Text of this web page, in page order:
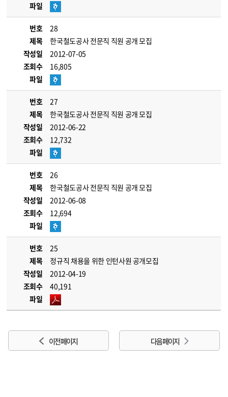
파일
번호
28
제목
한국철도공사 전문직 직원 공개 모집
작성일
2012-07-05
조회수
16,805
파일
번호
27
제목
한국철도공사 전문직 직원 공개 모집
작성일
2012-06-22
조회수
12,732
파일
번호
26
제목
한국철도공사 전문직 직원 공개 모집
작성일
2012-06-08
조회수
12,694
파일
번호
25
제목
정규직 채용을 위한 인턴사원 공개모집
작성일
2012-04-19
조회수
40,191
파일
이전 페이지 다음 페이지